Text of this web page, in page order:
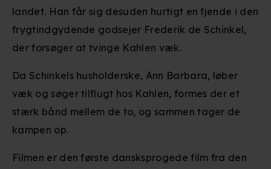
landet. Han får sig desuden hurtigt en fjende i den
frygtindgydende godsejer Frederik de Schinkel,
der forsøger at tvinge Kahlen væk.
Da Schinkels husholderske, Ann Barbara, løber
væk og søger tilflugt hos Kahlen, formes der et
stærk bånd mellem de to, og sammen tager de
kampen op.
Filmen er den første dansksprogede film fra den